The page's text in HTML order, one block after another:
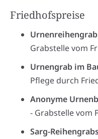
Friedhofspreise
Grabstelle vom
Urnengrab im
Pflege durch
Anonyme
- Grabstelle vom
Sarg-